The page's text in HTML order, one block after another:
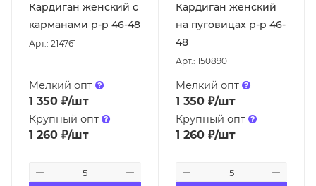
Кардиган женский с
карманами р-р 46-48
Арт.: 214761
Мелкий опт
1 350 ₽/шт
Крупный опт
1 260 ₽/шт
Кардиган женский
на пуговицах р-р 46-
48
Арт.: 150890
Мелкий опт
1 350₽/шт
Крупный опт
1 260₽/шт